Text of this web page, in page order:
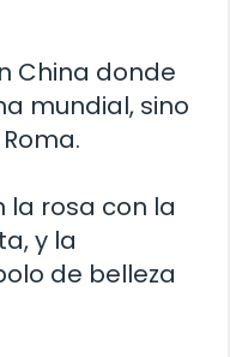
China donde
mundial, sino
la rosa con la
y la
de belleza